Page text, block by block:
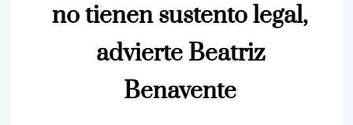
no tienen sustento legal,
advierte Beatriz
Benavente